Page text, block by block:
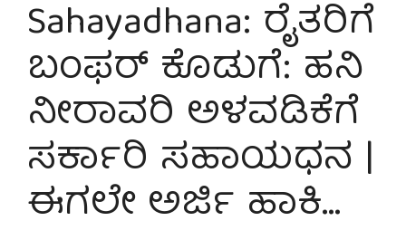
Sahayadhana: ರೈತರಿಗೆ
ಬಂಫರ್ ಕೊಡುಗೆ: ಹನಿ
ನೀರಾವರಿ ಅಳವಡಿಕೆಗೆ
ಸರ್ಕಾರಿ ಸಹಾಯಧನ |
ಈಗಲೇ ಅರ್ಜಿ ಹಾಕಿ…